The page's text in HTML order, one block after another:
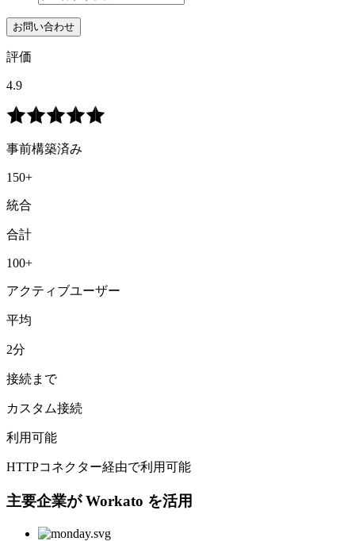
お問い合わせ
評価
4.9
事前構築済み
150+
統合
合計
100+
アクティブユーザー
平均
2分
接続まで
カスタム接続
利用可能
HTTPコネクター経由で利用可能
主要企業が Workato を活用